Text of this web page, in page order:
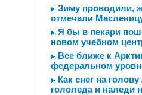
Зиму проводили,
отмечали
Я бы в пекари
новом учебном
Все ближе к
федеральном
Как снег на
гололеда и наледи